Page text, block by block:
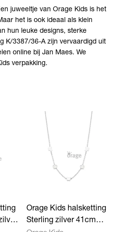
juweeltje van Orage Kids is het
het is ook ideaal als klein
hun leuke designs, sterke
K/3387/36-A zijn vervaardigd uit
online bij Jan Maes. We
verpakking.
Orage Kids halsketting
Sterling zilver 41cm